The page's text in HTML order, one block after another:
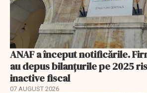
ANAF a început notificările.
au depus bilanțurile pe 2025
inactive fiscal
07 AUGUST 2026